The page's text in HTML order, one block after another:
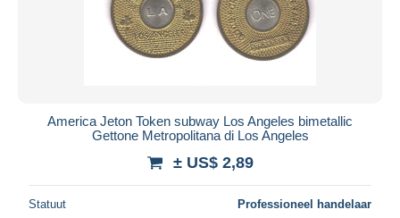
America Jeton Token subway Los Angeles bimetallic
Gettone Metropolitana di Los Angeles
± US$ 2,89
Statuut Professioneel handelaar